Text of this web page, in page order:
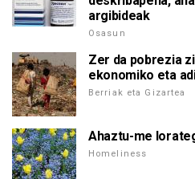
argibideak
Osasun
Zer da pobrezia
ekonomiko eta
Berriak eta Gizartea
Ahaztu-me
Homeliness